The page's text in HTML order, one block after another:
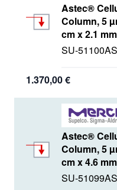
Astec®
Column, 5
cm x 2.1 mm
SU-
1.370,00 €
Astec®
Column, 5
cm x 4.6 mm
SU-